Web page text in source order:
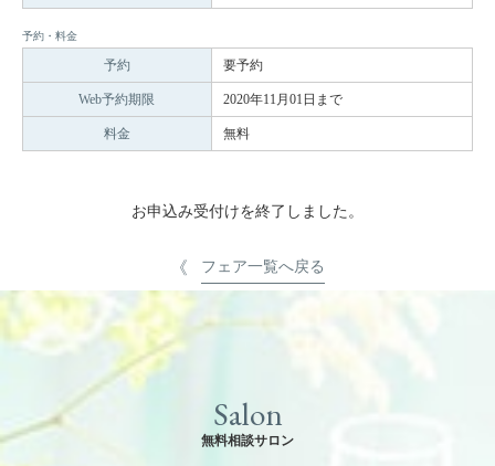
予約・料金
予約 要予約
Web予約期限 2020年11月01日まで
料金 無料
お申込み受付けを終了しました。
フェア一覧へ戻る
Salon
無料相談サロン